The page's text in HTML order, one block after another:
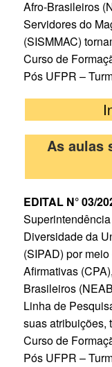
Afro-Brasileiros
Servidores do
(SISMMAC)
Curso de
Pós UFPR –
As aulas
EDITAL N° 03/
Diversidade da
(SIPAD) por
Afirmativas
Brasileiros
Linha de
suas atribuições,
Curso de
Pós UFPR –